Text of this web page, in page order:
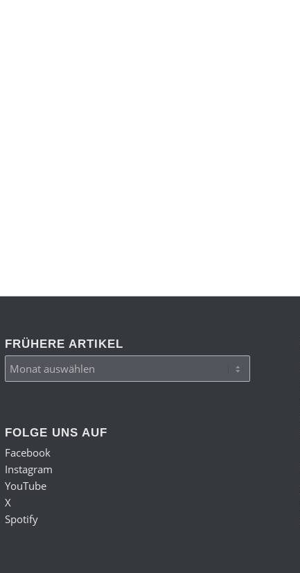
FRÜHERE ARTIKEL
FOLGE UNS AUF
Facebook
Instagram
YouTube
X
Spotify